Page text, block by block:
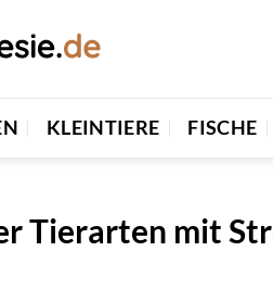
KLEINTIERE FISCHE
Tierarten mit